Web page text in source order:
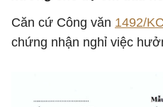
Căn cứ Công văn 1492/
chứng nhận nghỉ việc